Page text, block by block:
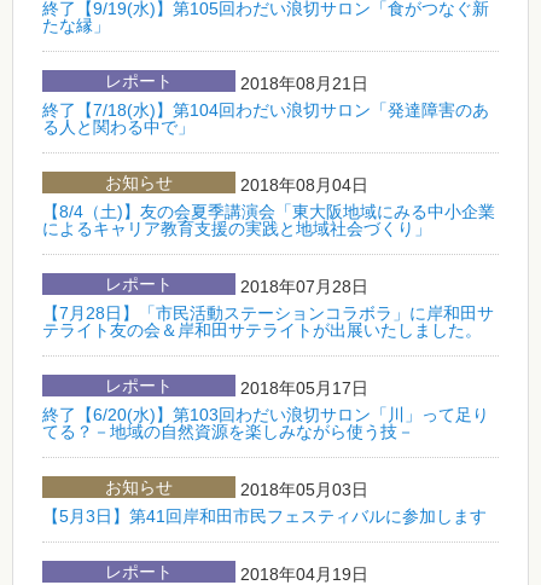
終了【9/19(水)】第105回わだい浪切サロン「食がつなぐ新
たな縁」
レポート
2018年08月21日
終了【7/18(水)】第104回わだい浪切サロン「発達障害のあ
る人と関わる中で」
お知らせ
2018年08月04日
【8/4（土)】友の会夏季講演会「東大阪地域にみる中小企業
によるキャリア教育支援の実践と地域社会づくり」
レポート
2018年07月28日
【7月28日】「市民活動ステーションコラボラ」に岸和田サ
テライト友の会＆岸和田サテライトが出展いたしました。
レポート
2018年05月17日
終了【6/20(水)】第103回わだい浪切サロン「川」って足り
てる？－地域の自然資源を楽しみながら使う技－
お知らせ
2018年05月03日
【5月3日】第41回岸和田市民フェスティバルに参加します
レポート
2018年04月19日